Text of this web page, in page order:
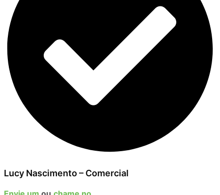
Lucy Nascimento – Comercial